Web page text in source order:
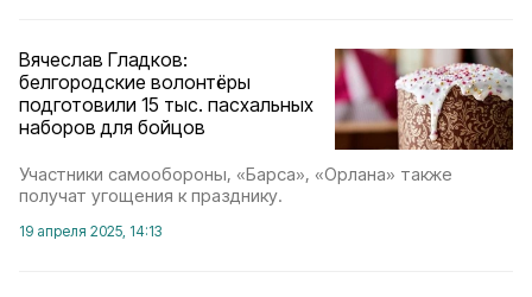
Вячеслав Гладков:
белгородские волонтёры
подготовили 15 тыс. пасхальных
наборов для бойцов
Участники самообороны, «Барса», «Орлана» также
получат угощения к празднику.
19 апреля 2025, 14:13